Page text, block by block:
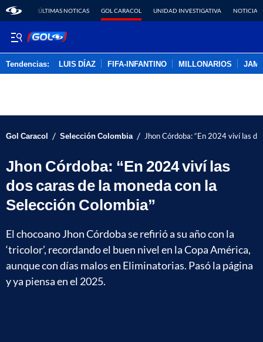
ÚLTIMAS NOTICAS GOL CARACOL UNIDAD INVESTIGATIVA NOTICIAS
Tendencias: LUIS DÍAZ FIFA-INFANTINO MILLONARIOS
Gol Caracol / Selección Colombia / Jhon Córdoba: “En 2024 viví las
Jhon Córdoba: “En 2024 viví las
dos caras de la moneda con la
Selección Colombia”
El chocoano Jhon Córdoba se refirió a su año con la
‘tricolor’, recordando el buen nivel en la Copa América,
aunque con días malos en Eliminatorias. Pasó la página
y ya piensa en el 2025.